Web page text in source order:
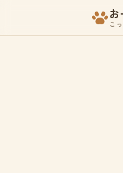
こ